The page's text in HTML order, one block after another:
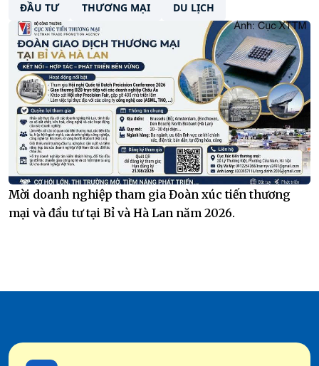
ĐẦU TƯ
THƯƠNG MẠI DU LỊCH
Mời doanh nghiệp tham gia Đoàn xúc tiến thương
mại và đầu tư tại Bỉ và Hà Lan năm 2026.